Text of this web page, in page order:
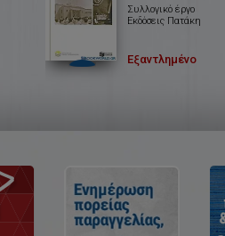
Συλλογικό έργο
Εκδόσεις Πατάκη
Εξαντλημένο